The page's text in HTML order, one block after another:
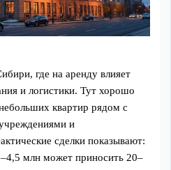
где на аренду влияет
и логистики. Тут хорошо
квартир рядом с
и
сделки показывают:
млн может приносить 20–